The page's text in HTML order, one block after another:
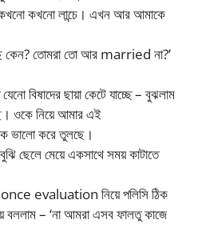
কখনো লান্চে। এখন আর আমাকে
কেন? তোমরা তো আর married না?’
বিষাদের ছায়া কেটে যাচ্ছে – বুঝলাম
ওকে নিয়ে আমার এই
করে তুলছে।
ছেলে মেয়ে একসাথে সময় কাটাতে
evaluation নিয়ে পলিসি ঠিক
বললাম – ‘না আমরা এসব ফালতু কাজে